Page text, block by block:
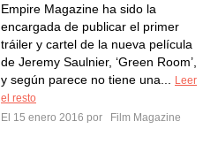
Empire Magazine ha sido la
encargada de publicar el primer
tráiler y cartel de la nueva película
de Jeremy Saulnier, ‘Green Room’,
y según parece no tiene una...
Leer
el resto
El 15 enero 2016 por
Film Magazine